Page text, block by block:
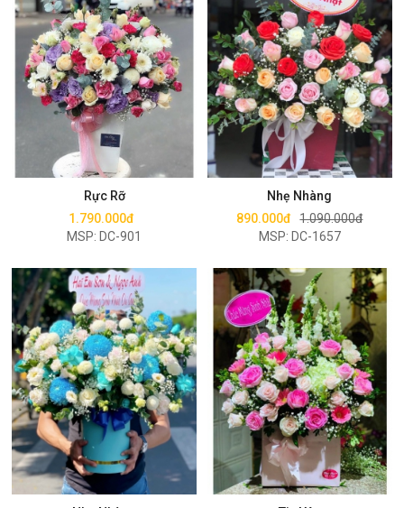
Rực Rỡ
1.790.000đ
MSP: DC-901
Mua ngay
Nhẹ Nhàng
890.000đ 1.090.000đ
MSP: DC-1657
Mua ngay
Mua ngay Mua ngay